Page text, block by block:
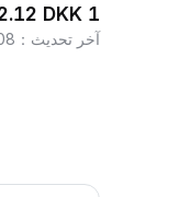
1 TRX ≈ kr2.12 DKK
آخر تحديث ：